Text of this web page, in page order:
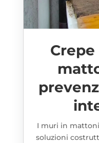
I muri in
soluzioni